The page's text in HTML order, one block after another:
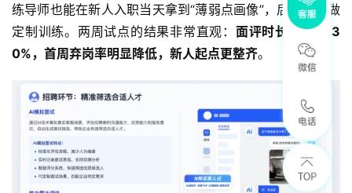
练导师也能在新人入职当天拿到“薄弱点画像”，后续直接做
定制训练。两周试点的结果非常直观： 面评时长下降约 3
0%，首周弃岗率明显降低，新人起点更整齐。